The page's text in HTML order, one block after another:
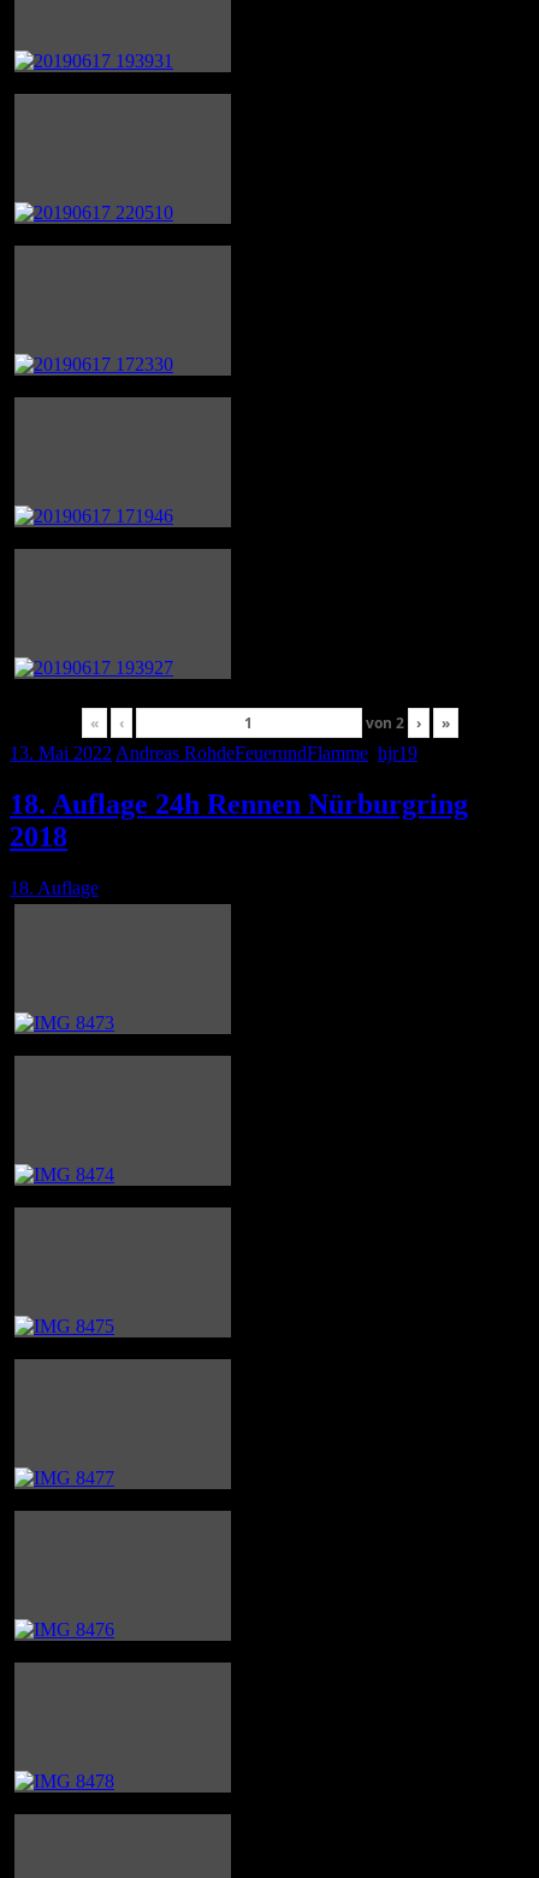
« ‹ von 2 ›
»
13. Mai 2022 Andreas RohdeFeuerundFlamme hjr19
18. Auflage 24h Rennen Nürburgring
2018
18. Auflage